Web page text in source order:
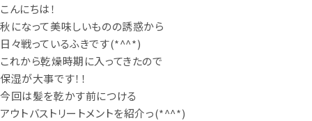
こんにちは！
秋になって美味しいものの誘惑から
日々戦っているふきです(*^^*)
これから乾燥時期に入ってきたので
保湿が大事です！！
今回は髪を乾かす前につける
アウトバストリートメントを紹介っ(*^^*)